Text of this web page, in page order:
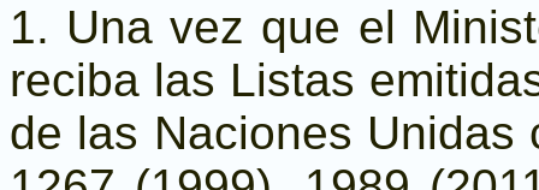
1. Una vez que el
reciba las Listas
de las Naciones Unidas